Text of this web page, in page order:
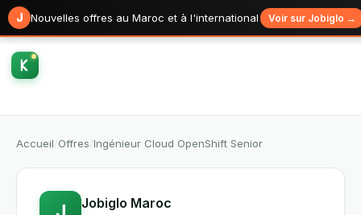
J Nouvelles offres au Maroc et à l'international Voir sur Jobiglo →
Accueil Offres Ingénieur Cloud OpenShift Senior
Jobiglo Maroc